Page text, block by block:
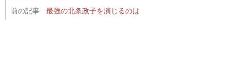
前の記事
最強の北条政子を演じるのは